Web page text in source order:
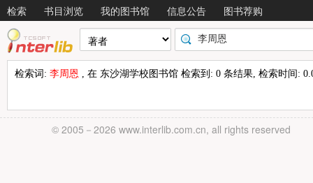
检索 书目浏览 我的图书馆 信息公告 图书荐购
检索词: 李周恩 , 在 东沙湖学校图书馆 检索到: 0 条结果, 检索时间:
© 2005－ 2026 www.interlib.com.cn, all rights reserved